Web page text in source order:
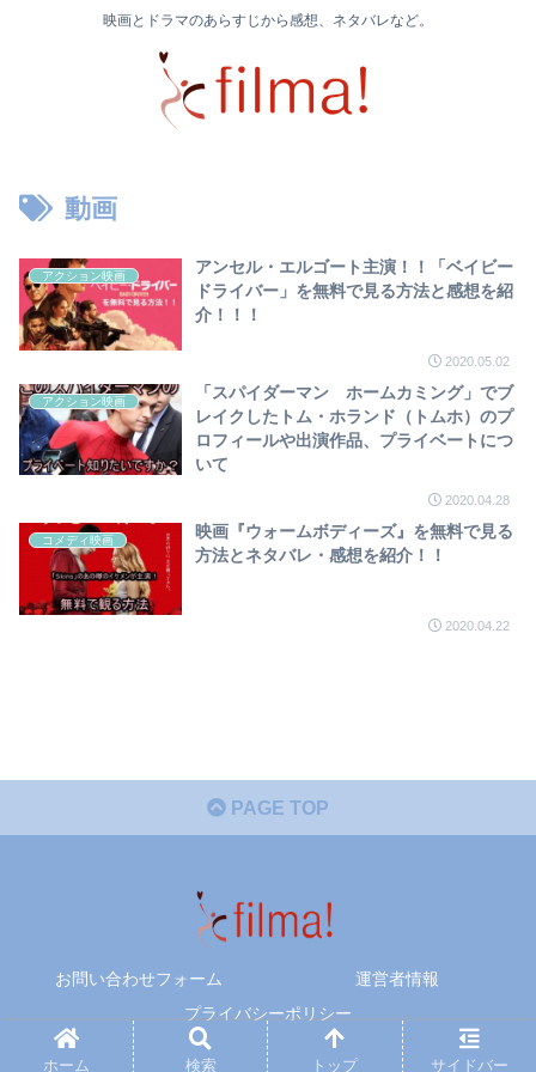
映画とドラマのあらすじから感想、ネタバレなど。
動画
アクション映画
アンセル・エルゴート主演！！「ベイビー
ドライバー」を無料で見る方法と感想を紹
介！！！
2020.05.02
アクション映画
「スパイダーマン ホームカミング」でブ
レイクしたトム・ホランド（トムホ）のプ
ロフィールや出演作品、プライベートにつ
いて
2020.04.28
コメディ映画
映画『ウォームボディーズ』を無料で見る
方法とネタバレ・感想を紹介！！
2020.04.22
PAGE TOP
お問い合わせフォーム
運営者情報
プライバシーポリシー
© 2020 filma!.
ホーム 検索 トップ サイドバー